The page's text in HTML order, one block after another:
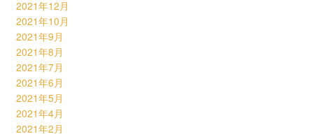
2021年12月
2021年10月
2021年9月
2021年8月
2021年7月
2021年6月
2021年5月
2021年4月
2021年2月